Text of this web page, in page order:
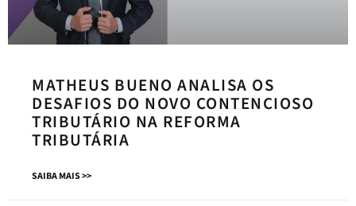
MATHEUS BUENO ANALISA OS
DESAFIOS DO NOVO CONTENCIOSO
TRIBUTÁRIO NA REFORMA
TRIBUTÁRIA
SAIBA MAIS >>